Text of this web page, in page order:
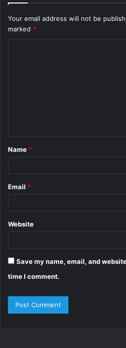
Your email address will not be
marked *
*
Name *
Email *
Website
Save my name, email, and
time I comment.